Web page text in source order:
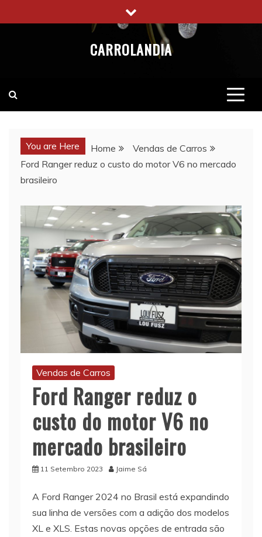
to
CARROLANDIA
You are Here Home
Vendas de Carros
Ford Ranger reduz o custo do motor V6 no mercado
brasileiro
Vendas de Carros
Ford Ranger reduz o
custo do motor V6 no
mercado brasileiro
11 Setembro 2023 Jaime Sá
A Ford Ranger 2024 no Brasil está expandindo
sua linha de versões com a adição dos modelos
XL e XLS. Estas novas opções de entrada são